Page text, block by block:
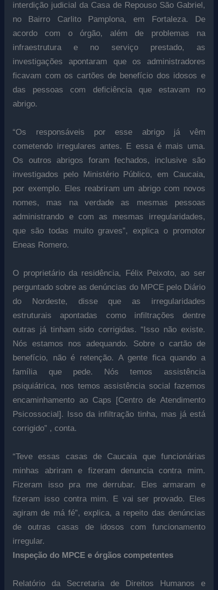
interdição judicial da Casa de Repouso São Gabriel,
no Bairro Carlito Pamplona, em Fortaleza. De
acordo com o órgão, além de problemas na
infraestrutura e no serviço prestado, as
investigações apontaram que os administradores
ficavam com os cartões de benefício dos idosos e
das pessoas com deficiência que estavam no
abrigo.
“Os responsáveis por esse abrigo já vêm
cometendo irregulares antes. E essa é mais uma.
Os outros abrigos foram fechados, inclusive são
investigados pelo Ministério Público, em Caucaia,
por exemplo. Eles reabriram um abrigo com novos
nomes, mas na verdade as mesmas pessoas
administrando e com as mesmas irregularidades,
que são todas muito graves”, explica o promotor
Eneas Romero.
O proprietário da residência, Félix Peixoto, ao ser
perguntado sobre as denúncias do MPCE pelo Diário
do Nordeste, disse que as irregularidades
estruturais apontadas como infiltrações dentre
outras já tinham sido corrigidas. “Isso não existe.
Nós estamos nos adequando. Sobre o cartão de
benefício, não é retenção. A gente fica quando a
família que pede. Nós temos assistência
psiquiátrica, nos temos assistência social fazemos
encaminhamento ao Caps [Centro de Atendimento
Psicossocial]. Isso da infiltração tinha, mas já está
corrigido” , conta.
“Teve essas casas de Caucaia que funcionárias
minhas abriram e fizeram denuncia contra mim.
Fizeram isso pra me derrubar. Eles armaram e
fizeram isso contra mim. E vai ser provado. Eles
agiram de má fé”, explica, a repeito das denúncias
de outras casas de idosos com funcionamento
irregular.
Inspeção do MPCE e órgãos competentes
Relatório da Secretaria de Direitos Humanos e